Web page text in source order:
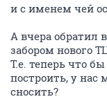
и с именем чей
А вчера обратил
забором нового
Т.е. теперь что
построить, у
сносить?